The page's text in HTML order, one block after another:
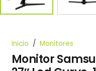
Inicio / Monitores
Monitor